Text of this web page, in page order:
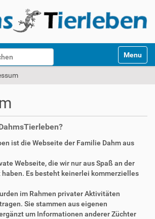
Toggle
ist die Webseite der Familie Dahm aus
Webseite, die wir nur aus Spaß an der
Es besteht keinerlei kommerzielles
im Rahmen privater Aktivitäten
Sie stammen aus eigenen
um Informationen anderer Züchter